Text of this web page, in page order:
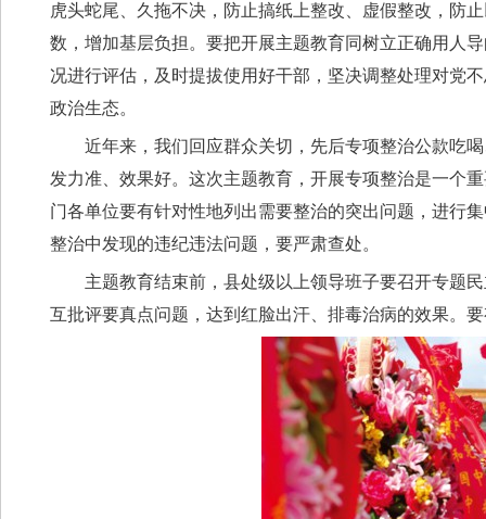
虎头蛇尾、久拖不决，防止搞纸上整改、虚假整改，防
数，增加基层负担。要把开展主题教育同树立正确用人
况进行评估，及时提拔使用好干部，坚决调整处理对党
政治生态。
近年来，我们回应群众关切，先后专项整治公款吃
发力准、效果好。这次主题教育，开展专项整治是一个
门各单位要有针对性地列出需要整治的突出问题，进行
整治中发现的违纪违法问题，要严肃查处。
主题教育结束前，县处级以上领导班子要召开专题
互批评要真点问题，达到红脸出汗、排毒治病的效果。